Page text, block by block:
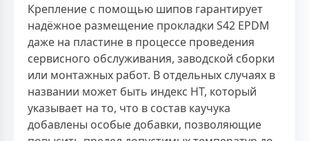
Крепление с помощью шипов гарантирует
надёжное размещение прокладки S42 EPDM
даже на пластине в процессе проведения
сервисного обслуживания, заводской сборки
или монтажных работ. В отдельных случаях в
названии может быть индекс HT, который
указывает на то, что в состав каучука
добавлены особые добавки, позволяющие